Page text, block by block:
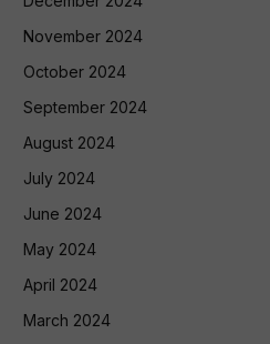
November 2024
October 2024
September 2024
August 2024
July 2024
June 2024
May 2024
April 2024
March 2024